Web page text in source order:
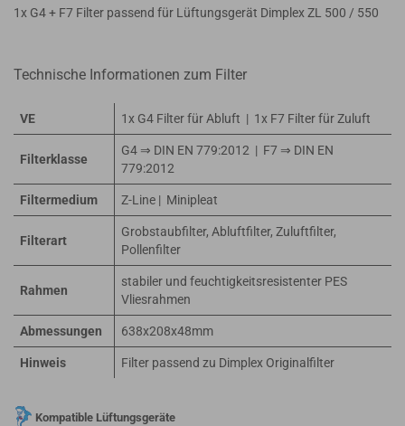
1x G4 + F7 Filter passend für Lüftungsgerät Dimplex ZL 500 / 550
Technische Informationen zum Filter
VE 1x G4 Filter für Abluft | 1x F7 Filter für Zuluft
Filterklasse
G4 ⇒ DIN EN 779:2012 | F7 ⇒ DIN EN
779:2012
Filtermedium Z-Line | Minipleat
Filterart
Grobstaubfilter, Abluftfilter, Zuluftfilter,
Pollenfilter
Rahmen
stabiler und feuchtigkeitsresistenter PES
Vliesrahmen
Abmessungen 638x208x48mm
Hinweis Filter passend zu Dimplex Originalfilter
Kompatible Lüftungsgeräte